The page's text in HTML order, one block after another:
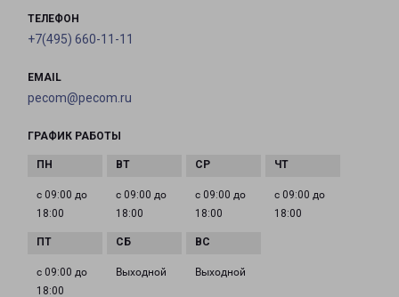
ТЕЛЕФОН
+7(495) 660-11-11
EMAIL
pecom@pecom.ru
ГРАФИК РАБОТЫ
с 09:00 до
18:00
с 09:00 до
18:00
с 09:00 до
18:00
с 09:00 до
18:00
с 09:00 до
18:00
Выходной Выходной